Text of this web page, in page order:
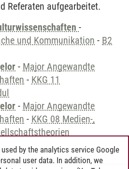
Referaten aufgearbeitet.
-
und Kommunikation - B2
- Major Angewandte
- KKG 11
- Major Angewandte
- KKG 08 Medien-,
by the analytics service Google
user data. In addition, we